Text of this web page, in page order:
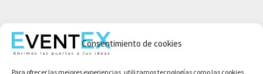
Consentimiento de cookies
Para ofrecer las mejores experiencias, utilizamos tecnologías como las cookies
Aviso legal
Política de privacidad